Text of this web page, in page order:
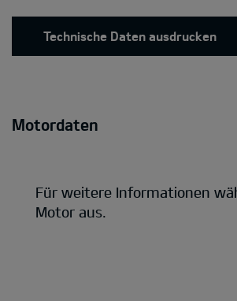
Technische Daten ausdrucken
Motordaten
Für weitere Informationen
Motor aus.